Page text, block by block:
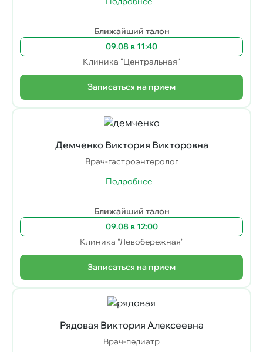
Ближайший талон
09.08 в 11:40
Клиника "Центральная"
Записаться на прием
Демченко Виктория Викторовна
Врач-гастроэнтеролог
Подробнее
Ближайший талон
09.08 в 12:00
Клиника "Левобережная"
Записаться на прием
Рядовая Виктория Алексеевна
Врач-педиатр